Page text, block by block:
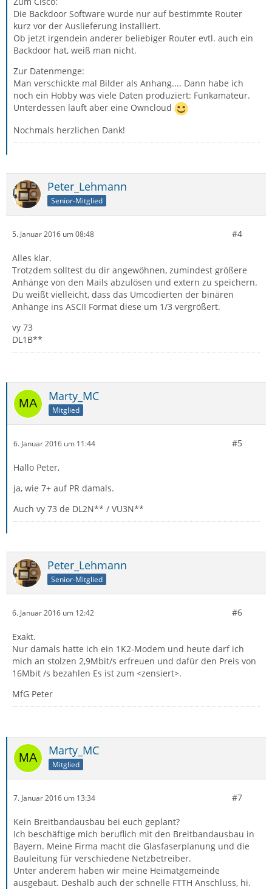
Die Backdoor Software wurde nur auf bestimmte Router
kurz vor der Auslieferung installiert.
Ob jetzt irgendein anderer beliebiger Router evtl. auch ein
Backdoor hat, weiß man nicht.
Zur Datenmenge:
Man verschickte mal Bilder als Anhang.... Dann habe ich
noch ein Hobby was viele Daten produziert: Funkamateur.
Unterdessen läuft aber eine Owncloud
Nochmals herzlichen Dank!
Peter_Lehmann
Senior-Mitglied
5. Januar 2016 um 08:48 #4
Alles klar.
Trotzdem solltest du dir angewöhnen, zumindest größere
Anhänge von den Mails abzulösen und extern zu speichern.
Du weißt vielleicht, dass das Umcodierten der binären
Anhänge ins ASCII Format diese um 1/3 vergrößert.
vy 73
DL1B**
Marty_MC
Mitglied
6. Januar 2016 um 11:44 #5
Hallo Peter,
ja, wie 7+ auf PR damals.
Auch vy 73 de DL2N** / VU3N**
Peter_Lehmann
Senior-Mitglied
6. Januar 2016 um 12:42 #6
Exakt.
Nur damals hatte ich ein 1K2-Modem und heute darf ich
mich an stolzen 2,9Mbit/s erfreuen und dafür den Preis von
16Mbit /s bezahlen Es ist zum <zensiert>.
MfG Peter
Marty_MC
Mitglied
7. Januar 2016 um 13:34 #7
Kein Breitbandausbau bei euch geplant?
Ich beschäftige mich beruflich mit den Breitbandausbau in
Bayern. Meine Firma macht die Glasfaserplanung und die
Bauleitung für verschiedene Netzbetreiber.
Unter anderem haben wir meine Heimatgemeinde
ausgebaut. Deshalb auch der schnelle FTTH Anschluss, hi.